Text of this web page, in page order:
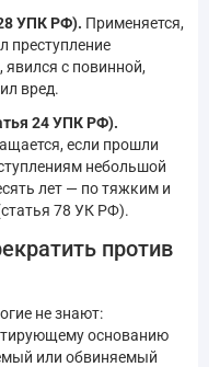
УПК РФ). Применяется,
преступление
с повинной,
вред.
24 УПК РФ).
если прошли
небольшой
лет — по тяжким и
78 УК РФ).
против
не знают:
основанию
или обвиняемый